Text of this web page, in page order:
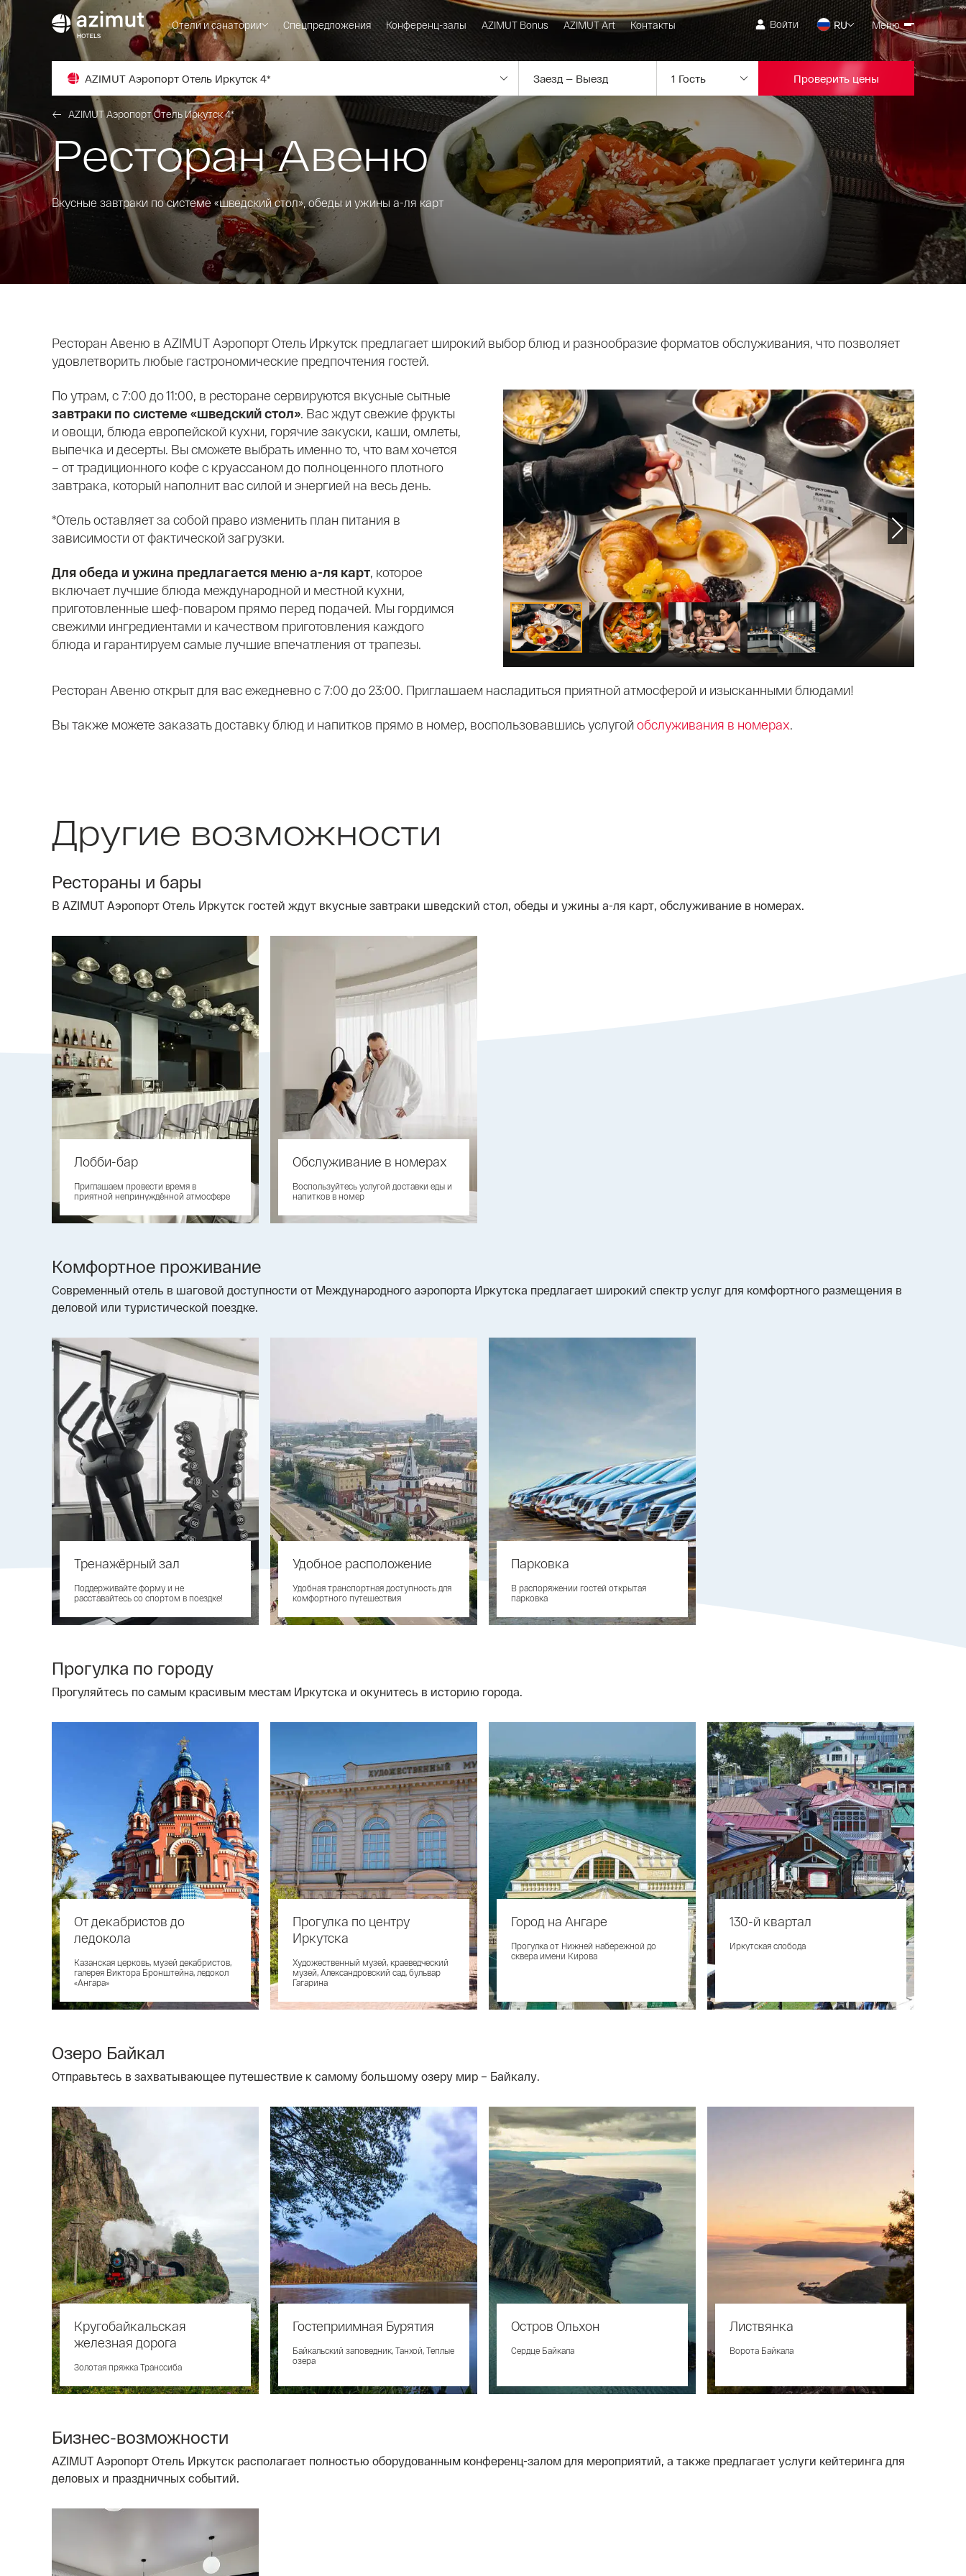
Отели и санатории Спецпредложения Конференц-залы AZIMUT Bonus AZIMUT Art Контакты Войти RU Меню
AZIMUT Аэропорт Отель Иркутск 4* Проверить цены
AZIMUT Аэропорт Отель Иркутск 4*
Ресторан Авеню
Вкусные завтраки по системе «шведский стол», обеды и ужины а-ля карт
Ресторан Авеню в AZIMUT Аэропорт Отель Иркутск предлагает широкий выбор блюд и разнообразие форматов обслуживания, что позволяет
удовлетворить любые гастрономические предпочтения гостей.
По утрам, с 7:00 до 11:00, в ресторане сервируются вкусные сытные
завтраки по системе «шведский стол». Вас ждут свежие фрукты
и овощи, блюда европейской кухни, горячие закуски, каши, омлеты,
выпечка и десерты. Вы сможете выбрать именно то, что вам хочется
– от традиционного кофе с круассаном до полноценного плотного
завтрака, который наполнит вас силой и энергией на весь день.
*Отель оставляет за собой право изменить план питания в
зависимости от фактической загрузки.
Для обеда и ужина предлагается меню а-ля карт, которое
включает лучшие блюда международной и местной кухни,
приготовленные шеф-поваром прямо перед подачей. Мы гордимся
свежими ингредиентами и качеством приготовления каждого
блюда и гарантируем самые лучшие впечатления от трапезы.
Ресторан Авеню открыт для вас ежедневно с 7:00 до 23:00. Приглашаем насладиться приятной атмосферой и изысканными блюдами!
Вы также можете заказать доставку блюд и напитков прямо в номер, воспользовавшись услугойобслуживания в номерах.
Другие возможности
Рестораны и бары
В AZIMUT Аэропорт Отель Иркутск гостей ждут вкусные завтраки шведский стол, обеды и ужины а-ля карт, обслуживание в номерах.
Лобби-бар
Приглашаем провести время в
приятной непринуждённой атмосфере
Обслуживание в номерах
Воспользуйтесь услугой доставки еды и
напитков в номер
Комфортное проживание
Современный отель в шаговой доступности от Международного аэропорта Иркутска предлагает широкий спектр услуг для комфортного размещения в
деловой или туристической поездке.
Тренажёрный зал
Поддерживайте форму и не
расставайтесь со спортом в поездке!
Удобное расположение
Удобная транспортная доступность для
комфортного путешествия
Парковка
В распоряжении гостей открытая
парковка
Прогулка по городу
Прогуляйтесь по самым красивым местам Иркутска и окунитесь в историю города.
От декабристов до
ледокола
Казанская церковь, музей де­каб­ри­стов,
галерея Виктора Бронштейна, ледокол
«Ангара»
Прогулка по центру
Иркутска
Художественный музей, краеведческий
музей, Александровский сад, бульвар
Гагарина
Город на Ангаре
Прогулка от Нижней набережной до
сквера имени Кирова
130-й квартал
Иркутская слобода
Озеро Байкал
Отправьтесь в захватывающее путешествие к самому большому озеру мир – Байкалу.
Кругобайкальская
железная дорога
Золотая пряжка Транссиба
Гостеприимная Бурятия
Байкальский заповедник, Танхой, Теплые
озера
Остров Ольхон
Cердце Байкала
Листвянка
Ворота Байкала
Бизнес-возможности
AZIMUT Аэропорт Отель Иркутск располагает полностью оборудованным конференц-залом для мероприятий, а также предлагает услуги кейтеринга для
деловых и праздничных событий.